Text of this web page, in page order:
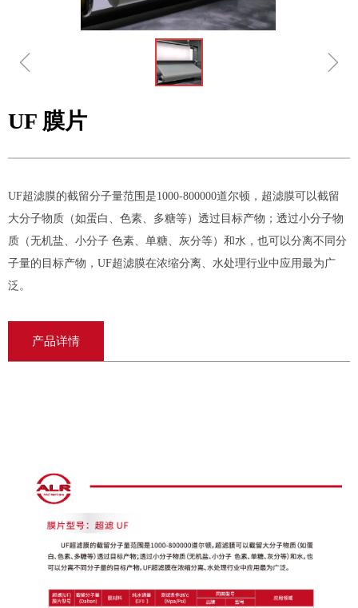
产品详情
UF 膜片
UF超滤膜的截留分子量范围是1000-800000道尔顿，超滤膜可以截留
大分子物质（如蛋白、色素、多糖等）透过目标产物；透过小分子物
质（无机盐、小分子 色素、单糖、灰分等）和水，也可以分离不同分
子量的目标产物，UF超滤膜在浓缩分离、水处理行业中应用最为广
泛。
ꁆ ꁇ